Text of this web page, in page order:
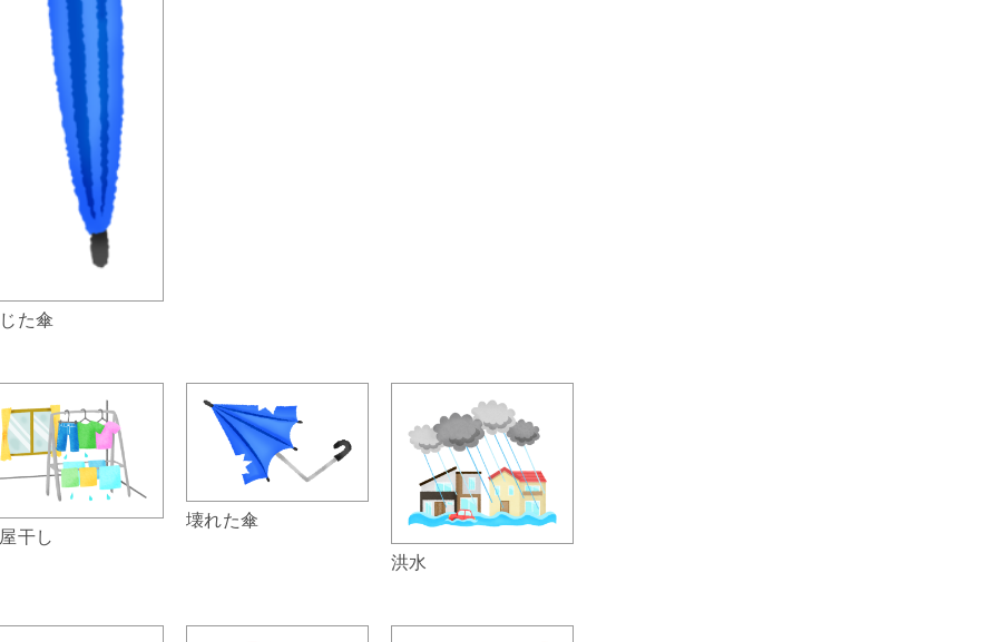
た傘
干し
壊れた傘
洪水